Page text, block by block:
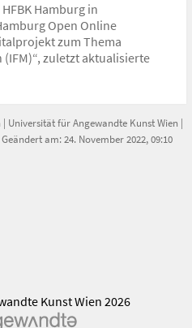
Hamburg in
Open Online
zum Thema
(IFM)“, zuletzt aktualisierte
| Universität für Angewandte Kunst Wien |
am: 24. November 2022, 09:10
Kunst Wien 2026